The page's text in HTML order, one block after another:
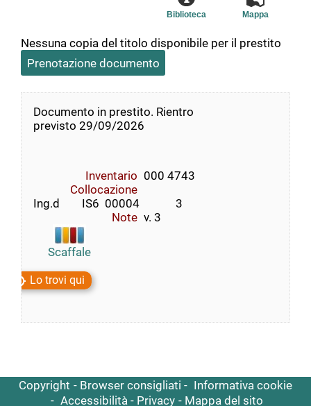
Mappa
Biblioteca
Nessuna copia del titolo disponibile per il prestito
Prenotazione documento
Documento in prestito. Rientro
previsto 29/09/2026
Inventario 000 4743
Collocazione
Ing.d        IS6  00004             3
Note v. 3
Scaffale
Lo trovi qui
Copyright Browser consigliati
Informativa cookie
Accessibilità
Privacy Mappa del sito